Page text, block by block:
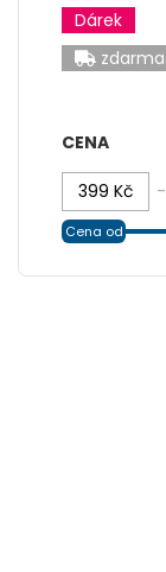
Dárek
zdarma
CENA
-
Cena od